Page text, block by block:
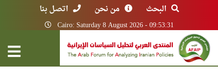
البحث من نحن اتصل بنا
Cairo: Saturday 8 August 2026 - 09:53:31